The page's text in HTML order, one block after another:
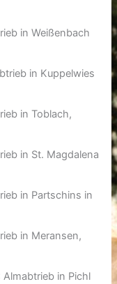
in Weißenbach
in Kuppelwies
in Toblach,
in St. Magdalena
in Partschins in
in Meransen,
in Pichl